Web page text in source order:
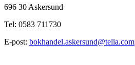
696 30 Askersund
Tel: 0583 711730
E-post: bokhandel.askersund@telia.com